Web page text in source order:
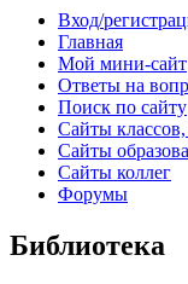
Вход/
Главная
Мой мини-сайт
Ответы на
Поиск по сайту
Сайты
Сайты
Сайты коллег
Форумы
Библиотека